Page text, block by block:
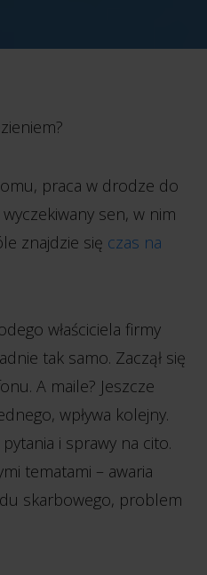
praca w drodze do
sen, w nim
znajdzie się czas na
właściciela firmy
tak samo. Zaczął się
A maile? Jeszcze
wpływa kolejny.
i sprawy na cito.
tematami – awaria
skarbowego, problem